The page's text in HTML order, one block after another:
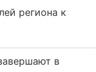
региона к
в